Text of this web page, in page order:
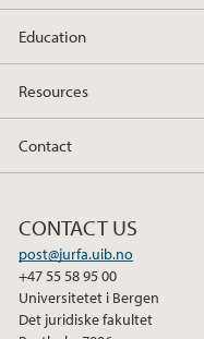
Education
Resources
Contact
CONTACT US
post@jurfa.uib.no
+47 55 58 95 00
Universitetet i Bergen
Det juridiske fakultet